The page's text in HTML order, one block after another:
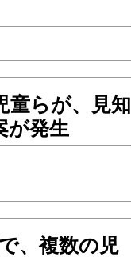
童らが、見知
が発生
、複数の児